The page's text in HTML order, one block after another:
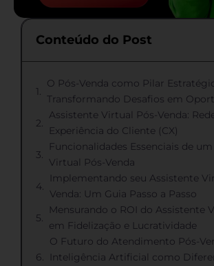
Conteúdo do Post
O Pós-Venda como Pilar
Transformando Desafios em
Assistente Virtual Pós-Venda:
Experiência do Cliente (CX)
Funcionalidades Essenciais de
Virtual Pós-Venda
Implementando seu Assistente
Venda: Um Guia Passo a Passo
Mensurando o ROI do Assistente
em Fidelização e Lucratividade
O Futuro do Atendimento Pós-
Inteligência Artificial como